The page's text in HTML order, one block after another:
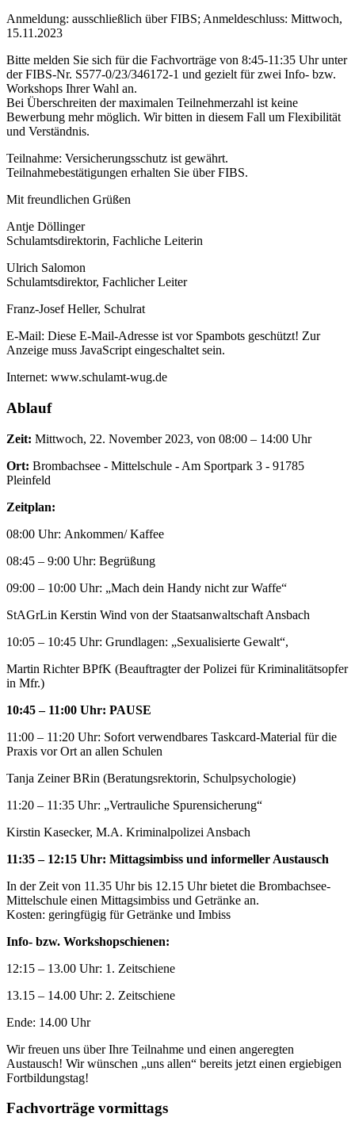
Anmeldung: ausschließlich über FIBS; Anmeldeschluss: Mittwoch,
15.11.2023
Bitte melden Sie sich für die Fachvorträge von 8:45-11:35 Uhr unter
der FIBS-Nr. S577-0/23/346172-1 und gezielt fürzwei Info- bzw.
Workshops Ihrer Wahl an.
Bei Überschreiten der maximalen Teilnehmerzahl ist keine
Bewerbung mehr möglich. Wir bitten in diesem Fall um Flexibilität
und Verständnis.
Teilnahme: Versicherungsschutz ist gewährt.
Teilnahmebestätigungen erhalten Sie über FIBS.
Mit freundlichen Grüßen
Antje Döllinger
Schulamtsdirektorin, Fachliche Leiterin
Ulrich Salomon
Schulamtsdirektor, Fachlicher Leiter
Franz-Josef Heller, Schulrat
E-Mail: Diese E-Mail-Adresse ist vor Spambots geschützt! Zur
Anzeige muss JavaScript eingeschaltet sein.
Internet: www.schulamt-wug.de
Ablauf
Zeit: Mittwoch, 22. November 2023, von 08:00 – 14:00 Uhr
Ort: Brombachsee - Mittelschule - Am Sportpark 3 - 91785
Pleinfeld
Zeitplan:
08:00 Uhr: Ankommen/ Kaffee
08:45 – 9:00 Uhr: Begrüßung
09:00 – 10:00 Uhr: „Mach dein Handy nicht zur Waffe“
StAGrLin Kerstin Wind von der Staatsanwaltschaft Ansbach
10:05 – 10:45 Uhr: Grundlagen: „Sexualisierte Gewalt“,
Martin Richter BPfK (Beauftragter der Polizei für Kriminalitätsopfer
in Mfr.)
10:45 – 11:00 Uhr: PAUSE
11:00 – 11:20 Uhr: Sofort verwendbares Taskcard-Material für die
Praxis vor Ort an allen Schulen
Tanja Zeiner BRin (Beratungsrektorin, Schulpsychologie)
11:20 – 11:35 Uhr: „Vertrauliche Spurensicherung“
Kirstin Kasecker, M.A. Kriminalpolizei Ansbach
11:35 – 12:15 Uhr: Mittagsimbiss und informeller Austausch
In der Zeit von 11.35 Uhr bis 12.15 Uhr bietet die Brombachsee-
Mittelschule einen Mittagsimbiss und Getränke an.
Kosten: geringfügig für Getränke und Imbiss
Info- bzw. Workshopschienen:
12:15 – 13.00 Uhr: 1. Zeitschiene
13.15 – 14.00 Uhr: 2. Zeitschiene
Ende: 14.00 Uhr
Wir freuen uns über Ihre Teilnahme und einen angeregten
Austausch! Wir wünschen „uns allen“ bereits jetzt einen ergiebigen
Fortbildungstag!
Fachvorträge vormittags